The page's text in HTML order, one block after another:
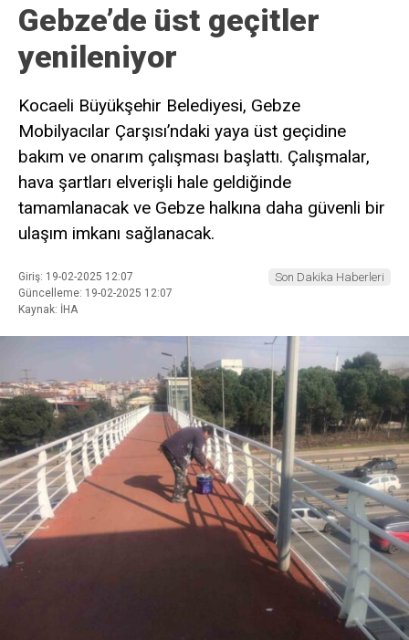
Gebze’de üst geçitler
yenileniyor
Kocaeli Büyükşehir Belediyesi, Gebze
Mobilyacılar Çarşısı’ndaki yaya üst geçidine
bakım ve onarım çalışması başlattı. Çalışmalar,
hava şartları elverişli hale geldiğinde
tamamlanacak ve Gebze halkına daha güvenli bir
ulaşım imkanı sağlanacak.
Giriş: 19-02-2025 12:07
Güncelleme: 19-02-2025 12:07
Kaynak: İHA
Son Dakika Haberleri